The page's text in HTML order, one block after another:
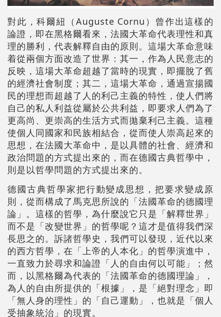
對此，科爾紐（Auguste Cornu）曾作出這樣的
論證，即在黑格爾看來，法國大革命代表理性和真
理的勝利，代表解釋自由的原則。這場大革命意味
着從兩個方面改造了世界：其一，作為人民意志的
反映，這場大革命超越了當時的現實，即擺脫了舊
的經濟社會制度；其二，這場大革命，通過宣揚國
民的理想而超越了人的利己主義的特性，使人們將
自己的私人利益從屬於公共利益，即要求人們為了
更高尚、更崇高的生活方式而拋棄利己主義。這種
使個人同國家和民族相結合，從而使人崇高起來的
思想，在法國大革命中，是以具體的社會、經濟和
政治問題的方式提出來的，而在德國古典哲學中，
則是以哲學問題的方式提出來的。
德國古典哲學家把行動變成思想，把要求變成原
則，從而構成了馬克思所說的「法國革命的德國理
論」。這樣的哲學，為什麼說它只是「解釋世界」
而不是「改變世界」的哲學呢？這才是值得我們深
長思之的。訴諸哲學史，我們可以發現，近代以來
的西方哲學，在「上帝的人本化」的哲學演進中，
一直致力於尋求和論證「人的自由何以可能」；然
而，以黑格爾為代表的「法國革命的德國理論」，
為人的自由所提供的「根據」，是「絕對理念」即
「無人身的理性」的「自己運動」，也就是「個人
受抽象統治」的現實。